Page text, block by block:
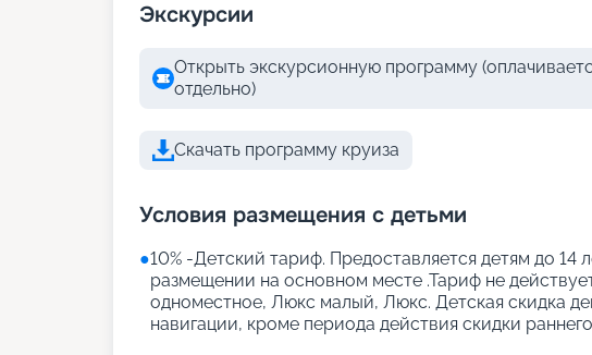
Экскурсии
Открыть экскурсионную программу
отдельно)
Скачать программу круиза
Условия размещения с детьми
●10% -Детский тариф. Предоставляется детям до 14
размещении на основном месте .Тариф не
одноместное, Люкс малый, Люкс. Детская скидка
навигации, кроме периода действия скидки